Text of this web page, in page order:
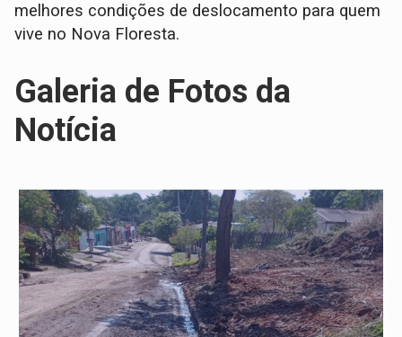
melhores condições de deslocamento para quem
vive no Nova Floresta.
Galeria de Fotos da
Notícia